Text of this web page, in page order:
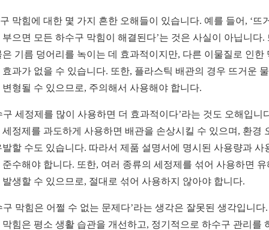
막힘에 대한 몇 가지 흔한 오해들이 있습니다. 예를 들어, ‘뜨
부으면 모든 하수구 막힘이 해결된다’는 것은 사실이 아닙니다.
은 기름 덩어리를 녹이는 데 효과적이지만, 다른 이물질로 인한
효과가 없을 수 있습니다. 또한, 플라스틱 배관의 경우 뜨거운
변형될 수 있으므로, 주의해서 사용해야 합니다.
구 세정제를 많이 사용하면 더 효과적이다’라는 것도 오해입니
세정제를 과도하게 사용하면 배관을 손상시킬 수 있으며, 환경
발할 수도 있습니다. 따라서 제품 설명서에 명시된 사용량과 사
준수해야 합니다. 또한, 여러 종류의 세정제를 섞어 사용하면 유
발생할 수 있으므로, 절대로 섞어 사용하지 않아야 합니다.
구 막힘은 어쩔 수 없는 문제다’라는 생각은 잘못된 생각입니다
막힘은 평소 생활 습관을 개선하고, 정기적으로 하수구 관리를